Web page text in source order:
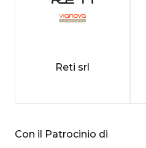
Reti srl
Con il Patrocinio di